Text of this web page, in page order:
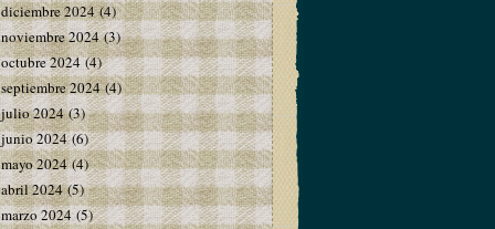
diciembre 2024(4)
noviembre 2024(3)
octubre 2024(4)
septiembre 2024(4)
julio 2024(3)
junio 2024(6)
mayo 2024(4)
abril 2024(5)
marzo 2024(5)